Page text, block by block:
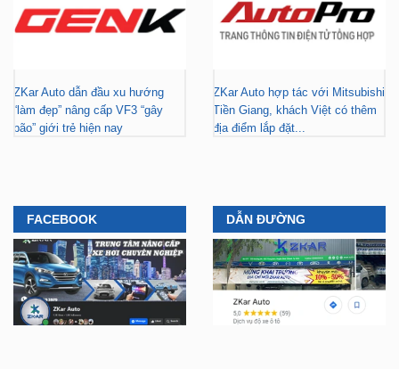
ZKar Auto dẫn đầu xu hướng
“làm đẹp” nâng cấp VF3 “gây
bão” giới trẻ hiện nay
ZKar Auto hợp tác với Mitsubishi
Tiền Giang, khách Việt có thêm
địa điểm lắp đặt...
FACEBOOK DẪN ĐƯỜNG